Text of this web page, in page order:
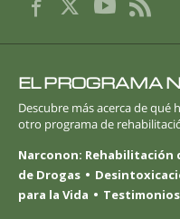
EL PROGRAMA
Descubre más acerca de
otro programa de
Narconon: Rehabilitación
de Drogas
para la Vida
Testimonios